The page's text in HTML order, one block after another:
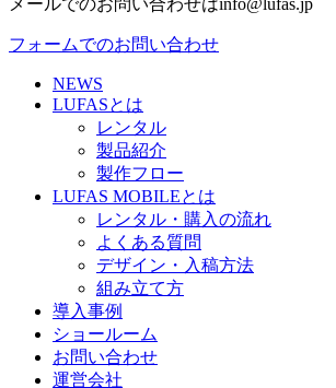
シ
ョ
フォームでのお問い合わせ
NEWS
LUFASとは
レンタル
製品紹介
製作フロー
LUFAS MOBILEとは
レンタル・購入の流れ
よくある質問
デザイン・入稿方法
組み立て方
導入事例
ショールーム
お問い合わせ
運営会社